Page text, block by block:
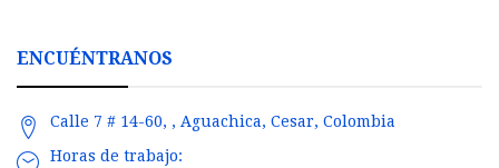
ENCUÉNTRANOS
Calle 7 # 14-60, , Aguachica, Cesar, Colombia
Horas de trabajo: